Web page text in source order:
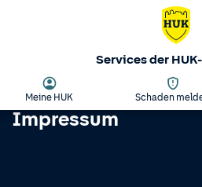
Services der
Meine HUK Schaden
Impressum